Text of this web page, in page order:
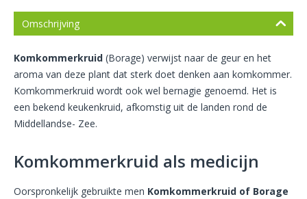
Omschrijving
Komkommerkruid (Borage) verwijst naar de geur en het
aroma van deze plant dat sterk doet denken aan komkommer.
Komkommerkruid wordt ook wel bernagie genoemd. Het is
een bekend keukenkruid, afkomstig uit de landen rond de
Middellandse- Zee.
Komkommerkruid als medicijn
Oorspronkelijk gebruikte men Komkommerkruid of Borage